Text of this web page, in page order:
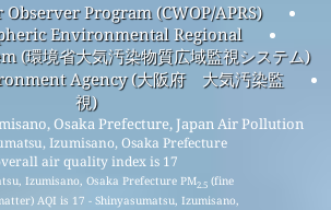
Observer Program (CWOP/APRS)
Environmental Regional
(環境省大気汚染物質広域監視システム)
Agency (大阪府 大気汚染監
視)
Osaka Prefecture, Japan Air Pollution
Izumisano, Osaka Prefecture
overall air quality index is 17
Izumisano, Osaka Prefecture PM2.5(fine
AQI is 17 - Shinyasumatsu, Izumisano,